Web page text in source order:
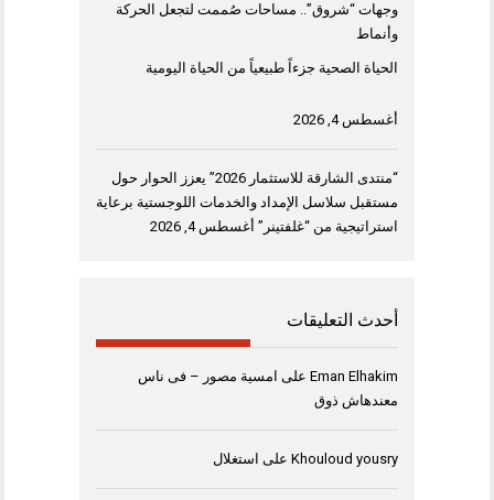
وجهات “شروق”.. مساحات صُممت لتجعل الحركة
وأنماط
الحياة الصحية جزءاً طبيعياً من الحياة اليومية
أغسطس 4, 2026
“منتدى الشارقة للاستثمار 2026” يعزز الحوار حول
مستقبل سلاسل الإمداد والخدمات اللوجستية برعاية
استراتيجية من “غلفتينر” أغسطس 4, 2026
أحدث التعليقات
Eman Elhakim على امسية مصور – فى ناس
معندهاش ذوق
Khouloud yousry على استغلال